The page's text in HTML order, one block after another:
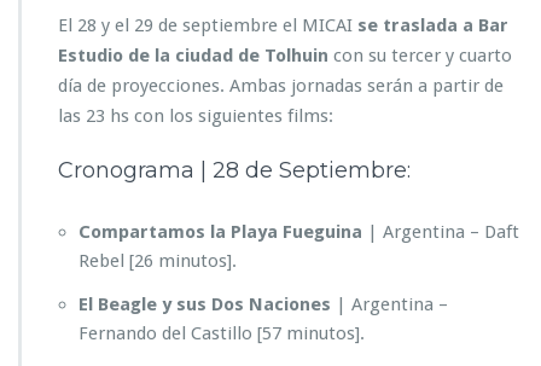
El 28 y el 29 de septiembre el MICAI se traslada a Bar
Estudio de la ciudad de Tolhuin con su tercer y cuarto
día de proyecciones. Ambas jornadas serán a partir de
las 23 hs con los siguientes films:
Cronograma | 28 de Septiembre:
Compartamos la Playa Fueguina | Argentina – Daft
Rebel [26 minutos].
El Beagle y sus Dos Naciones | Argentina –
Fernando del Castillo [57 minutos].